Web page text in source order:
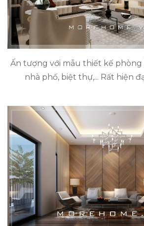
Ấn tượng với mẫu thiết kế
nhà phố, biệt thự,... Rất hiện